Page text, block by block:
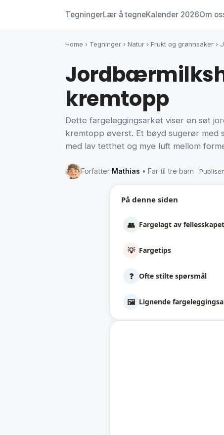
TegningerLær å tegneKalender 2026Om
Home › Tegninger › Natur › Frukt og grønnsaker ›
kremtopp
Dette fargeleggingsarket viser en søt
kremtopp øverst. Et bøyd sugerør
med lav tetthet og mye luft mellom
Forfatter Mathias • Far til tre barn
På denne siden
👥 Fargelagt av
💡 Fargetips
❓ Ofte stilte spørsmål
🖼️ Lignende